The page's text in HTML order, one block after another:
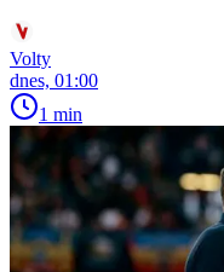
Volty
dnes, 01:00
1 min